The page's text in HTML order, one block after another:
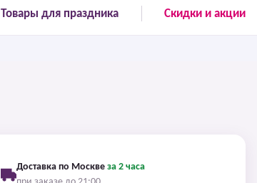
Товары для праздника Скидки и акции
Доставка по Москве за 2 часа